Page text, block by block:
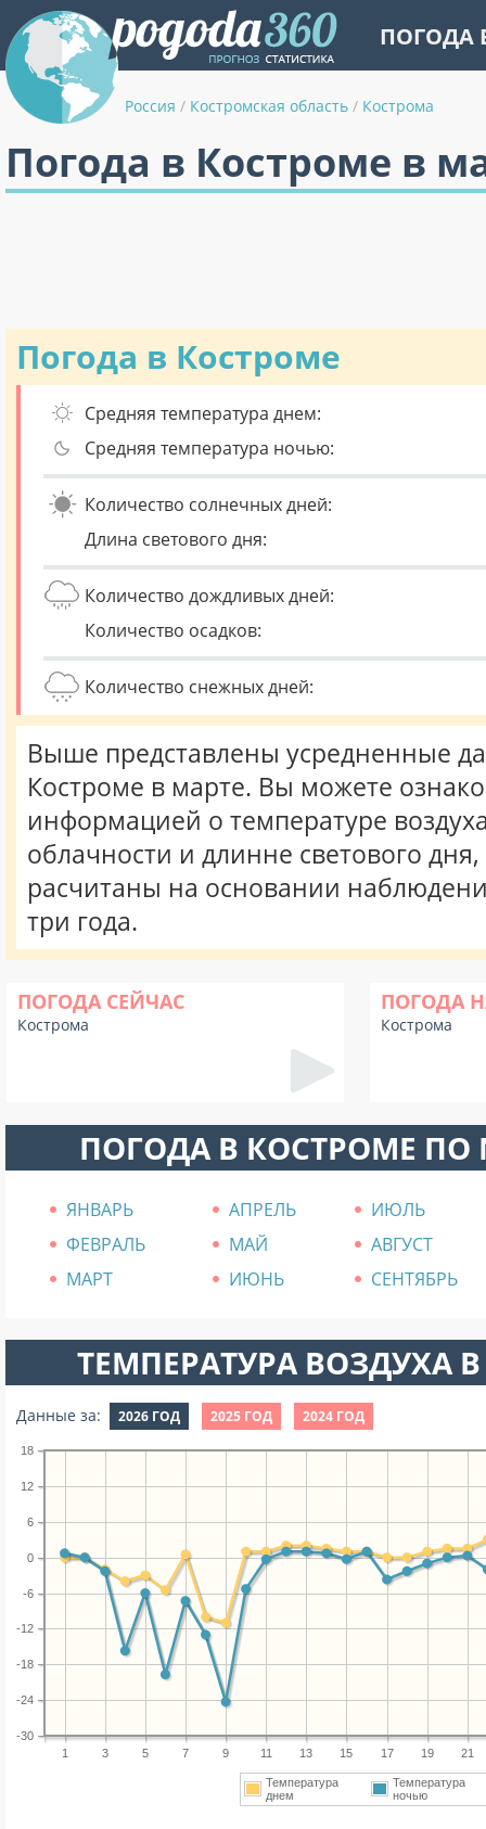
ПОГОДА
Россия / Костромская область / Кострома
Погода в Костроме в
Погода в Костроме
Средняя температура днем:
Средняя температура ночью:
Количество солнечных дней:
Длина светового дня:
Количество дождливых дней:
Количество осадков:
Количество снежных дней:
Выше представлены усредненные
Костроме в марте. Вы можете
информацией о температуре
облачности и длинне светового
расчитаны на основании
три года.
ПОГОДА СЕЙЧАС
Кострома
ПОГОДА
Кострома
ПОГОДА В КОСТРОМЕ
ЯНВАРЬ АПРЕЛЬ
ИЮЛЬ
ФЕВРАЛЬ
МАЙ
АВГУСТ
МАРТ
ИЮНЬ СЕНТЯБРЬ
ТЕМПЕРАТУРА ВОЗДУХА В
Данные за: 2026 ГОД 2025 ГОД 2024 ГОД
1 3 5 7 9 11 13 15 17 19 21
-30
-24
-18
-12
-6
0
6
12
18
Температура
днем
Температура
ночью